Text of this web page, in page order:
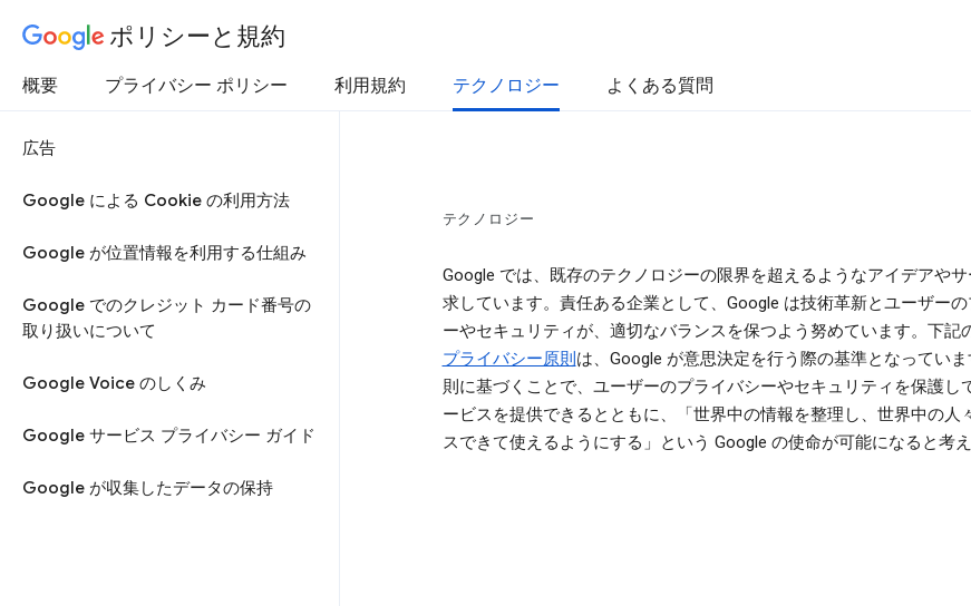
ポリシーと規約
概要 プライバシー ポリシー 利用規約 テクノロジー よくある質問
広告
Google による Cookie の利用方法
Google が位置情報を利用する仕組み
Google でのクレジット カード番号の
取り扱いについて
Google Voice のしくみ
Google サービス プライバシー ガイド
Google が収集したデータの保持
テクノロジー
Google では、既存のテクノロジーの限界を超えるようなアイデアやサ
求しています。責任ある企業として、Google は技術革新とユーザー
ーやセキュリティが、適切なバランスを保つよう努めています。下記
プライバシー原則 は、Google が意思決定を行う際の基準となってい
則に基づくことで、ユーザーのプライバシーやセキュリティを保護し
ービスを提供できるとともに、「世界中の情報を整理し、世界中の人
スできて使えるようにする」という Google の使命が可能になると考え